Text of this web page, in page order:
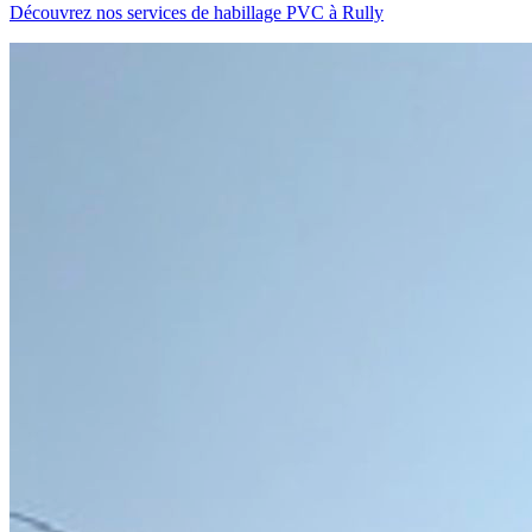
Découvrez nos services de habillage PVC à Rully